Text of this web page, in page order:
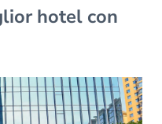
hotel con